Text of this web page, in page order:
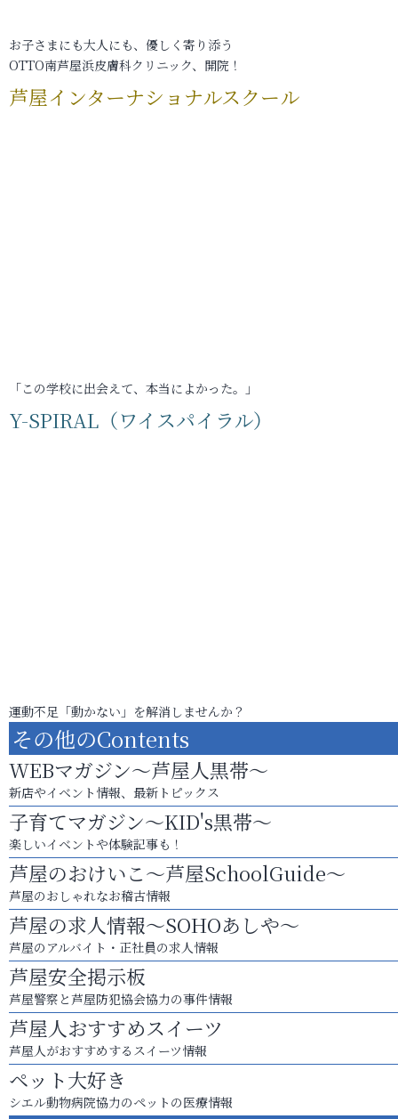
お子さまにも大人にも、優しく寄り添う
OTTO南芦屋浜皮膚科クリニック、開院！
芦屋インターナショナルスクール
「この学校に出会えて、本当によかった。」
Y-SPIRAL（ワイスパイラル）
運動不足「動かない」を解消しませんか？
その他のContents
WEBマガジン～芦屋人黒帯～
新店やイベント情報、最新トピックス
子育てマガジン～KID's黒帯～
楽しいイベントや体験記事も！
芦屋のおけいこ～芦屋SchoolGuide～
芦屋のおしゃれなお稽古情報
芦屋の求人情報～SOHOあしや～
芦屋のアルバイト・正社員の求人情報
芦屋安全掲示板
芦屋警察と芦屋防犯協会協力の事件情報
芦屋人おすすめスイーツ
芦屋人がおすすめするスイーツ情報
ペット大好き
シエル動物病院協力のペットの医療情報